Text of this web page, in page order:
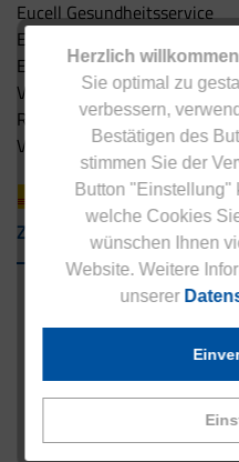
Herzlich
Sie optimal zu
verbessern,
Bestätigen des
stimmen Sie der
Button
welche Cookies
wünschen Ihnen
Website. Weitere
unserer
Eucell Gesundheitsservice
Eucell Ernährungscoach
Eucell Fitness Coach
Versandbedingungen
Rücksendung
Versandpartner innerhalb
Zahlungsarten